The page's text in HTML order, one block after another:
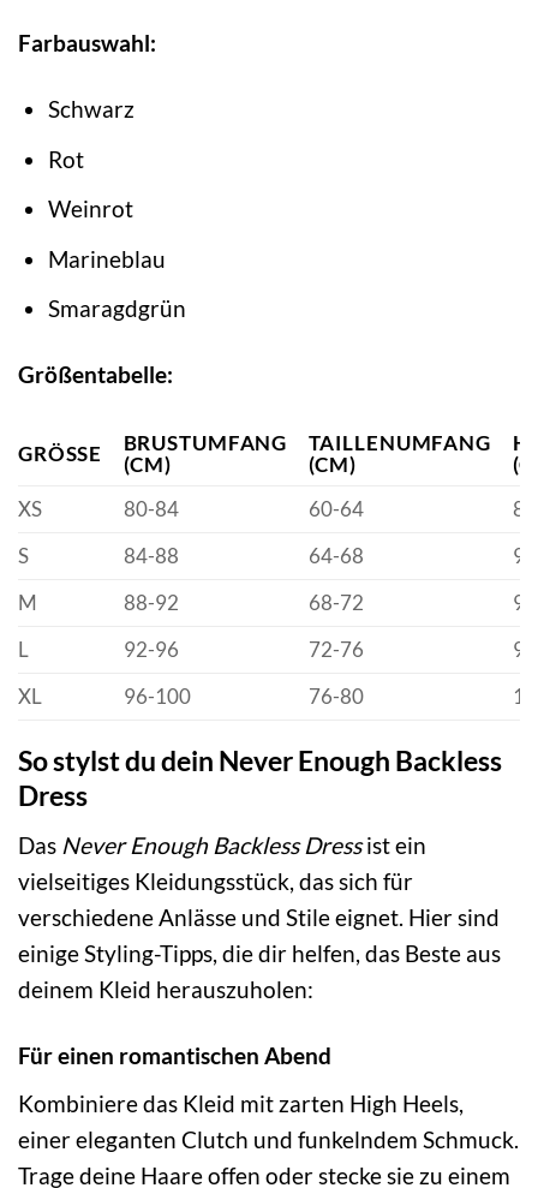
Farbauswahl:
Schwarz
Rot
Weinrot
Marineblau
Smaragdgrün
Größentabelle:
GRÖSSE
BRUSTUMFANG
(CM)
TAILLENUMFANG
(CM)
XS
80-84 60-64
S
84-88 64-68
M
88-92 68-72
L
92-96 72-76
XL
96-100 76-80
So stylst du dein Never Enough Backless
Dress
Das Never Enough Backless Dressist ein
vielseitiges Kleidungsstück, das sich für
verschiedene Anlässe und Stile eignet. Hier sind
einige Styling-Tipps, die dir helfen, das Beste aus
deinem Kleid herauszuholen:
Für einen romantischen Abend
Kombiniere das Kleid mit zarten High Heels,
einer eleganten Clutch und funkelndem Schmuck.
Trage deine Haare offen oder stecke sie zu einem